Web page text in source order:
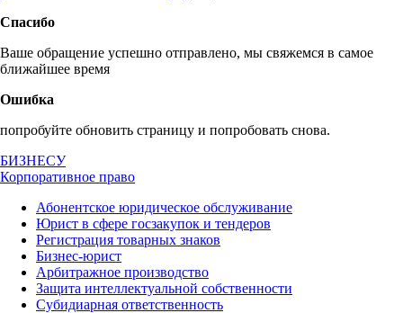
Спасибо
Ваше обращение успешно отправлено, мы свяжемся в самое
ближайшее время
Ошибка
попробуйте обновить страницу и попробовать снова.
БИЗНЕСУ
Корпоративное право
Абонентское юридическое обслуживание
Юрист в сфере госзакупок и тендеров
Регистрация товарных знаков
Бизнес-юрист
Арбитражное производство
Защита интеллектуальной собственности
Субидиарная ответственность